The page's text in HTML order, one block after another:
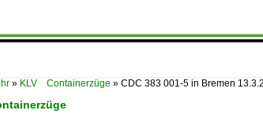
» KLV Containerzüge » CDC 383 001-5 in Bremen